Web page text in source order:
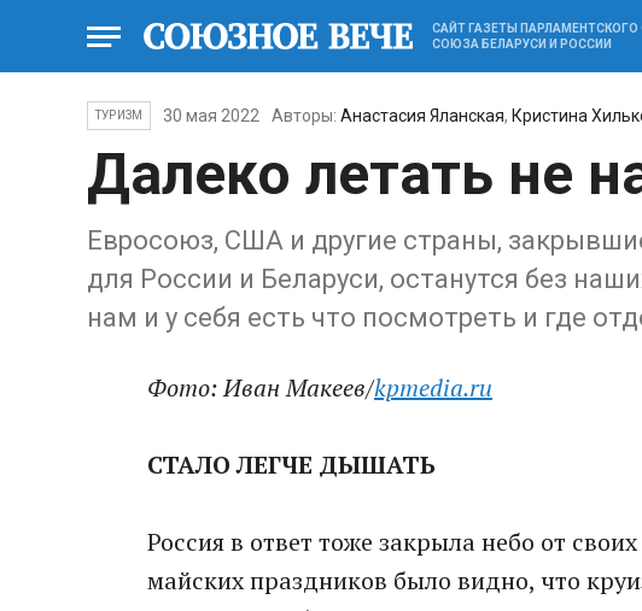
САЙТ ГАЗЕТЫ ПАРЛАМЕНТСКОГО
СОЮЗА БЕЛАРУСИ И РОССИИ
ТУРИЗМ 30 мая 2022 Авторы:Анастасия Яланская, Кристина
Далеко летать не
Евросоюз, США и другие страны,
для России и Беларуси, останутся без
нам и у себя есть что посмотреть и где
Фото: Иван Макеев/kpmedia.ru
СТАЛО ЛЕГЧЕ ДЫШАТЬ
Россия в ответ тоже закрыла небо от
майских праздников было видно, что